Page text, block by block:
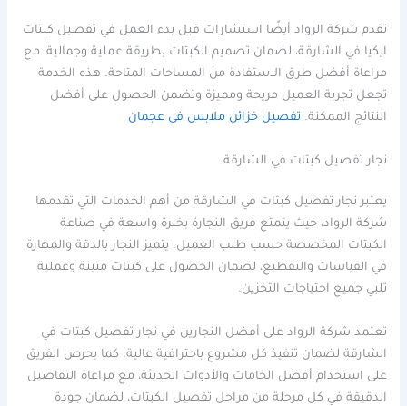
تقدم شركة الرواد أيضًا استشارات قبل بدء العمل في تفصيل كبتات
ايكيا في الشارقة، لضمان تصميم الكبتات بطريقة عملية وجمالية، مع
مراعاة أفضل طرق الاستفادة من المساحات المتاحة. هذه الخدمة
تجعل تجربة العميل مريحة ومميزة وتضمن الحصول على أفضل
النتائج الممكنة. تفصيل خزائن ملابس في عجمان
نجار تفصيل كبتات في الشارقة
يعتبر نجار تفصيل كبتات في الشارقة من أهم الخدمات التي تقدمها
شركة الرواد، حيث يتمتع فريق النجارة بخبرة واسعة في صناعة
الكبتات المخصصة حسب طلب العميل. يتميز النجار بالدقة والمهارة
في القياسات والتقطيع، لضمان الحصول على كبتات متينة وعملية
تلبي جميع احتياجات التخزين.
تعتمد شركة الرواد على أفضل النجارين في نجار تفصيل كبتات في
الشارقة لضمان تنفيذ كل مشروع باحترافية عالية. كما يحرص الفريق
على استخدام أفضل الخامات والأدوات الحديثة، مع مراعاة التفاصيل
الدقيقة في كل مرحلة من مراحل تفصيل الكبتات، لضمان جودة